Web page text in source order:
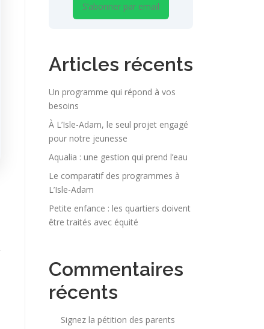
S’abonner par email
Articles récents
Un programme qui répond à vos
besoins
À L’Isle-Adam, le seul projet engagé
pour notre jeunesse
Aqualia : une gestion qui prend l’eau
Le comparatif des programmes à
L’Isle-Adam
Petite enfance : les quartiers doivent
être traités avec équité
Commentaires
récents
Signez la pétition des parents